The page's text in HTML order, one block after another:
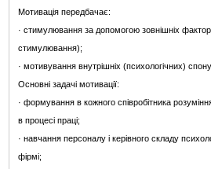
Мотивація передбачає:
· стимулювання за допомогою зовнішніх
стимулювання);
· мотивування внутрішніх (психологічних)
Основні задачі мотивації:
· формування в кожного співробітника
в процесі праці;
· навчання персоналу і керівного складу
фірмі;